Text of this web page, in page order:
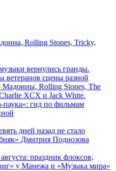
Rolling Stones, Tricky,
вернулись гранды.
сцены разной
Rolling Stones, The
XCX и Jack White.
паука»: гид по фильмам
дней назад не стало
Дмитрия Поднозова
праздник флоксов,
у Манежа и «Музыка мира»